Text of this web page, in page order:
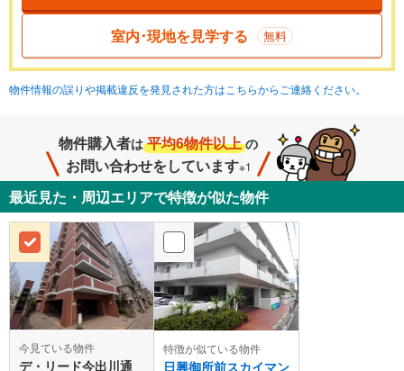
室内･現地を見学する 無料
物件情報の誤りや掲載違反を発見された方はこちらからご連絡ください。
物件購入者は 平均6物件以上 の
お問い合わせをしています※1
最近見た・周辺エリアで特徴が似た物件
今見ている物件
デ・リード今出川通
特徴が似ている物件
日興御所前スカイマン